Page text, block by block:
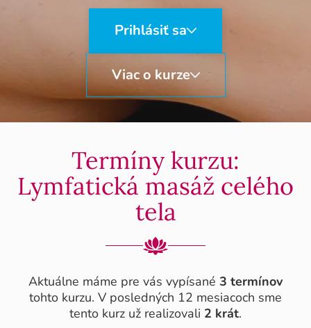
Prihlásiť sa
Viac o kurze
Termíny kurzu:
Lymfatická masáž celého
tela
Aktuálne máme pre vás vypísané 3 termínov
tohto kurzu. V posledných 12 mesiacoch sme
tento kurz už realizovali 2 krát.